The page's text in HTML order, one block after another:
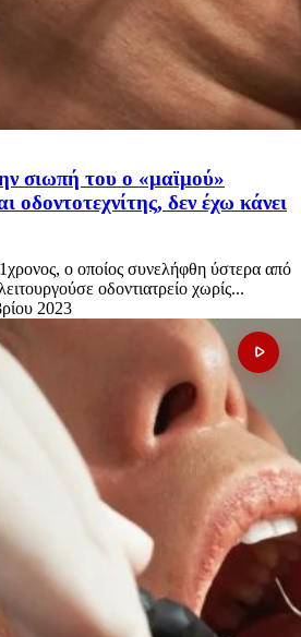
σιωπή του ο «μαϊμού»
οδοντοτεχνίτης, δεν έχω κάνει
ο οποίος συνελήφθη ύστερα από
οδοντιατρείο χωρίς...
2023